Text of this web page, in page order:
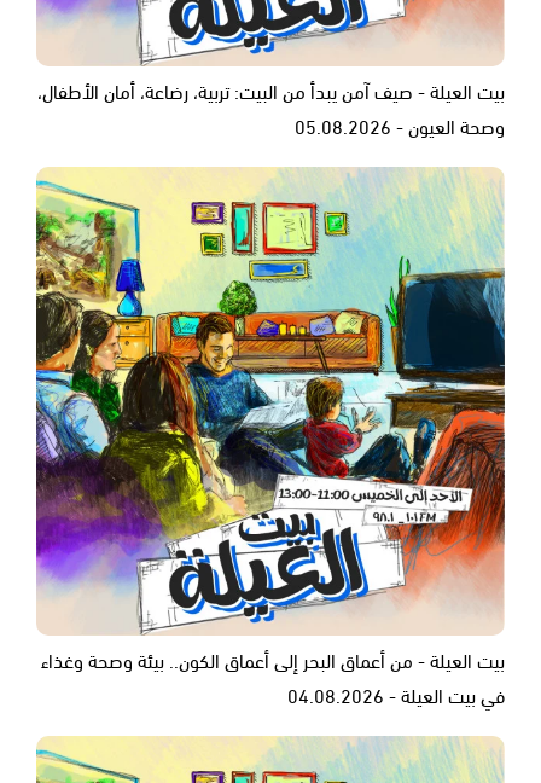
بيت العيلة - صيف آمن يبدأ من البيت: تربية، رضاعة، أمان الأطفال،
وصحة العيون - 05.08.2026
بيت العيلة - من أعماق البحر إلى أعماق الكون.. بيئة وصحة وغذاء
في بيت العيلة - 04.08.2026